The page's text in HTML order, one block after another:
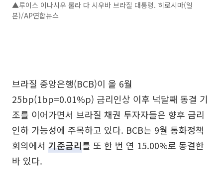
▲루이스 이나시우 룰라 다 시우바 브라질 대통령. 히로시마(일
본)/AP연합뉴스
브라질 중앙은행(BCB)이 올 6월
25bp(1bp=0.01%p) 금리인상 이후 넉달째 동결 기
조를 이어가면서 브라질 채권 투자자들은 향후 금리
인하 가능성에 주목하고 있다. BCB는 9월 통화정책
회의에서 기준금리를 또 한 번 연 15.00%로 동결한
바 있다.